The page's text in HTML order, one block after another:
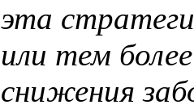
эта
или тем более
снижения